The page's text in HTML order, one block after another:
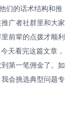
们的话术结构和推
广者社群里和大家
前辈的点拨才顺利
天看完这篇文章，
第一笔佣金了。如
会挑选典型问题专